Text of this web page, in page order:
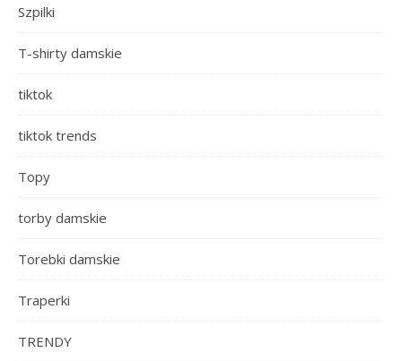
Szpilki
T-shirty damskie
tiktok
tiktok trends
Topy
torby damskie
Torebki damskie
Traperki
TRENDY